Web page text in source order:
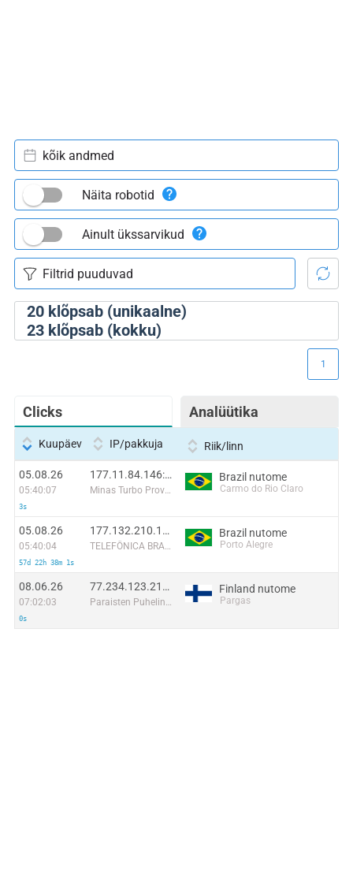
20klõpsab (unikaalne)
23klõpsab (kokku)
kõik andmed
Näita robotid
Ainult ükssarvikud
Clicks Analüütika
1
Kuupäev IP/pakkuja Riik/linn
05.08.26
05:40:07
3s
177.11.84.146:57163
Minas Turbo Provedor de Internet
Brazil nutome
Carmo do Rio Claro
05.08.26
05:40:04
57d 22h 38m 1s
177.132.210.113:48122
TELEFÔNICA BRASIL S.A
Brazil nutome
Porto Alegre
08.06.26
07:02:03
0s
77.234.123.214:58816
Paraisten Puhelin Oy
Finland nutome
Pargas